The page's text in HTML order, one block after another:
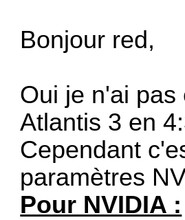
Bonjour red,
Oui je n'ai pas
Atlantis 3 en
Cependant
paramètres
Pour NVIDIA :